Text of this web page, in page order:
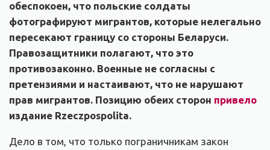
обеспокоен, что польские солдаты
фотографируют мигрантов, которые нелегально
пересекают границу со стороны Беларуси.
Правозащитники полагают, что это
противозаконно. Военные не согласны с
претензиями и настаивают, что не нарушают
прав мигрантов. Позицию обеих сторон привело
издание Rzeczpospolita.
Дело в том, что только пограничникам закон